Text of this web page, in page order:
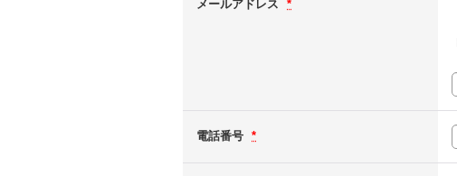
メールアドレス *
電話番号 *